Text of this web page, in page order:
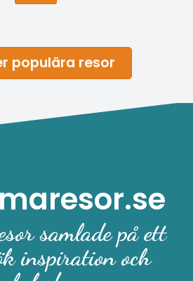
populära resor
samlade på ett
inspiration och